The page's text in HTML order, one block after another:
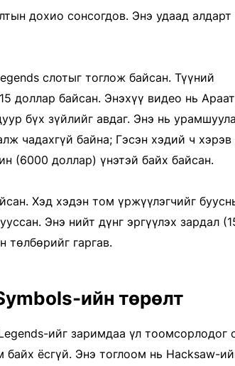
дохио сонсогдов. Энэ удаад алдарт
слотыг тоглож байсан. Түүний
доллар байсан. Энэхүү видео нь
бүх зүйлийг авдаг. Энэ нь
чадахгүй байна; Гэсэн хэдий ч
(6000 доллар) үнэтэй байх байсан.
Хэд хэдэн том үржүүлэгчийг
Энэ нийт дүнг эргүүлэх зардал
гаргав.
ийн төрөлт
ийг заримдаа үл тоомсорлодог
байх ёсгүй. Энэ тоглоом нь Hacksaw-